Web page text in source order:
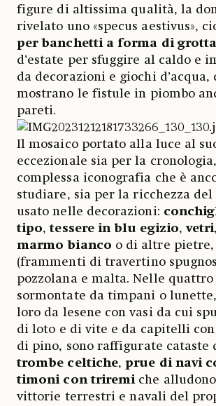
figure di altissima qualità, la
rivelato uno «specus aestivus»,
per banchetti a forma di grotta
d’estate per sfuggire al caldo e
da decorazioni e giochi d’acqua,
mostrano le fistule in piombo
pareti.
Il mosaico portato alla luce al
eccezionale sia per la
complessa iconografia che è
studiare, sia per la ricchezza
usato nelle decorazioni:
tipo,tessere in blu egizio,vetri,
marmo bianco o di altre
(frammenti di travertino
pozzolana e malta. Nelle
sormontate da timpani o
loro da lesene con vasi da cui
di loto e di vite e da capitelli
di pino, sono raffigurate cataste
trombe celtiche,prue di navi
timoni con triremiche
vittorie terrestri e navali del